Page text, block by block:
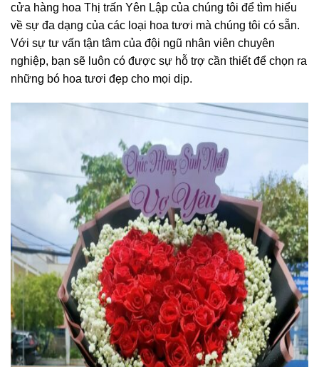
cửa hàng hoa Thị trấn Yên Lập của chúng tôi để tìm hiểu
về sự đa dạng của các loại hoa tươi mà chúng tôi có sẵn.
Với sự tư vấn tận tâm của đội ngũ nhân viên chuyên
nghiệp, bạn sẽ luôn có được sự hỗ trợ cần thiết để chọn ra
những bó hoa tươi đẹp cho mọi dịp.